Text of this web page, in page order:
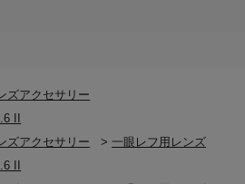
ズアクセサリー
II
ズアクセサリー >一眼レフ用レンズ
II